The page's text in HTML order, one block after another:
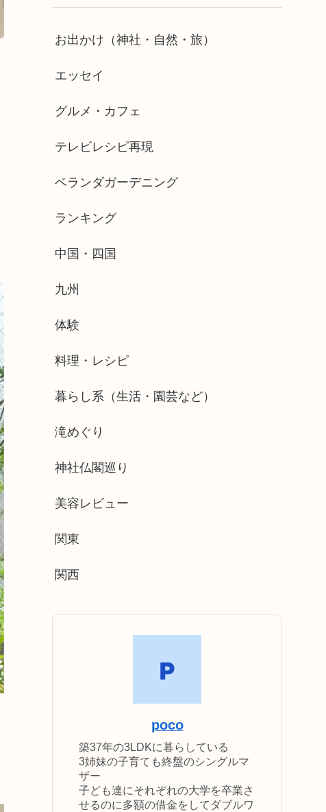
お出かけ（神社・自然・旅）
エッセイ
グルメ・カフェ
テレビレシピ再現
ベランダガーデニング
ランキング
中国・四国
九州
体験
料理・レシピ
暮らし系（生活・園芸など）
滝めぐり
神社仏閣巡り
美容レビュー
関東
関西
poco
築37年の3LDKに暮らしている
3姉妹の子育ても終盤のシングルマ
ザー
子ども達にそれぞれの大学を卒業さ
せるのに多額の借金をしてダブルワ